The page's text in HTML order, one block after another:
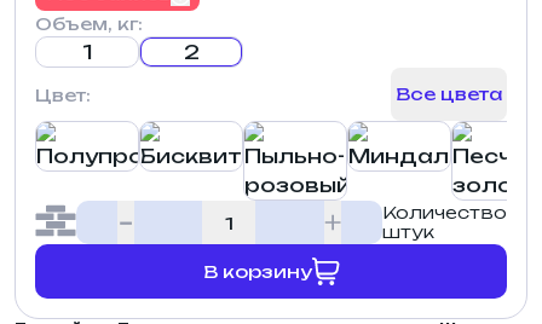
Объем, кг:
1 2
Цвет: Все цвета
Количество
штук
В корзину